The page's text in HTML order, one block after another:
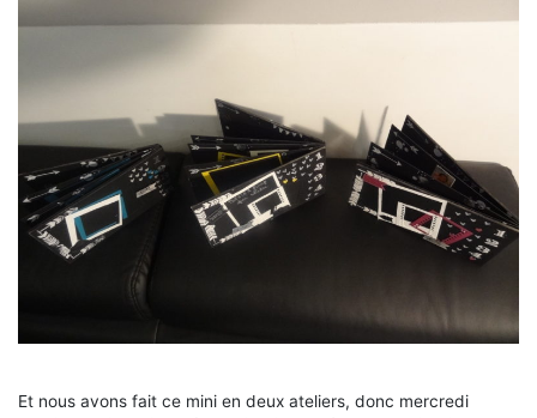
Et nous avons fait ce mini en deux ateliers, donc mercredi